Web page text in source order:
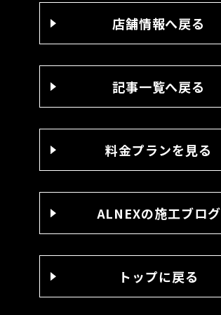
店舗情報へ戻る
記事一覧へ戻る
料金プランを見る
ALNEXの施工ブログ
トップに戻る